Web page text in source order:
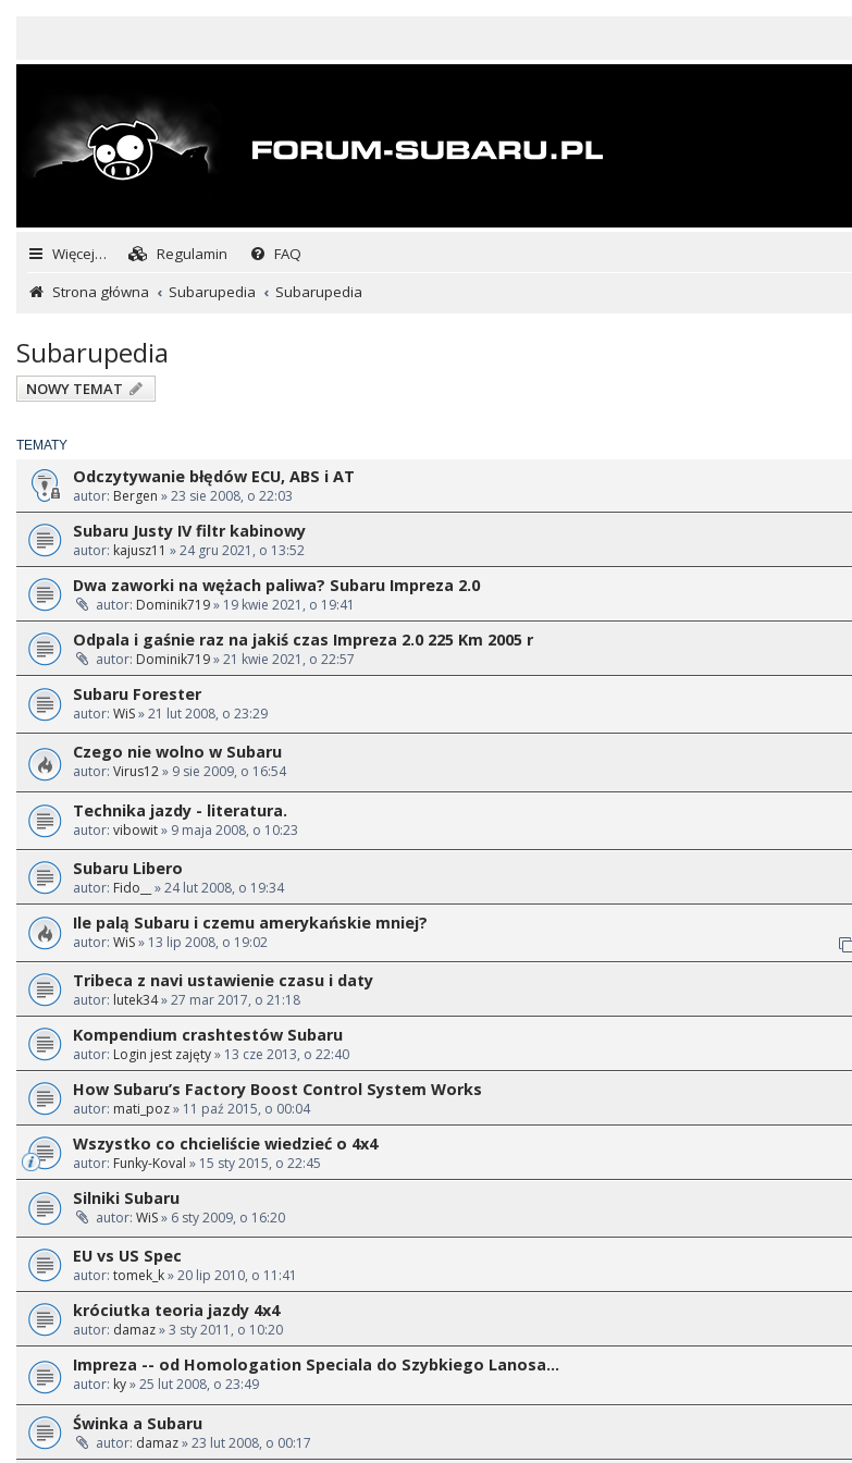
Więcej… Regulamin FAQ
Strona główna
Subarupedia Subarupedia
Subarupedia
NOWY TEMAT
TEMATY
Odczytywanie błędów ECU, ABS i AT
autor: Bergen » 23 sie 2008, o 22:03
Subaru Justy IV filtr kabinowy
autor: kajusz11 » 24 gru 2021, o 13:52
Dwa zaworki na wężach paliwa? Subaru Impreza 2.0
autor: Dominik719» 19 kwie 2021, o 19:41
Odpala i gaśnie raz na jakiś czas Impreza 2.0 225 Km 2005 r
autor: Dominik719» 21 kwie 2021, o 22:57
Subaru Forester
autor: WiS» 21 lut 2008, o 23:29
Czego nie wolno w Subaru
autor: Virus12» 9 sie 2009, o 16:54
Technika jazdy - literatura.
autor: vibowit» 9 maja 2008, o 10:23
Subaru Libero
autor: Fido__ » 24 lut 2008, o 19:34
Ile palą Subaru i czemu amerykańskie mniej?
autor: WiS» 13 lip 2008, o 19:02
Tribeca z navi ustawienie czasu i daty
autor: lutek34» 27 mar 2017, o 21:18
Kompendium crashtestów Subaru
autor: Login jest zajęty» 13 cze 2013, o 22:40
How Subaru’s Factory Boost Control System Works
autor: mati_poz» 11 paź 2015, o 00:04
Wszystko co chcieliście wiedzieć o 4x4
autor: Funky-Koval » 15 sty 2015, o 22:45
Silniki Subaru
autor: WiS» 6 sty 2009, o 16:20
EU vs US Spec
autor: tomek_k» 20 lip 2010, o 11:41
króciutka teoria jazdy 4x4
autor: damaz» 3 sty 2011, o 10:20
Impreza -- od Homologation Speciala do Szybkiego Lanosa...
autor: ky» 25 lut 2008, o 23:49
Świnka a Subaru
autor: damaz» 23 lut 2008, o 00:17